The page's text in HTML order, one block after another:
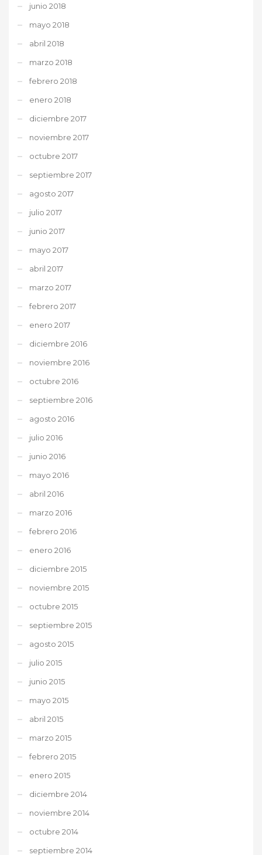
junio 2018
mayo 2018
abril 2018
marzo 2018
febrero 2018
enero 2018
diciembre 2017
noviembre 2017
octubre 2017
septiembre 2017
agosto 2017
julio 2017
junio 2017
mayo 2017
abril 2017
marzo 2017
febrero 2017
enero 2017
diciembre 2016
noviembre 2016
octubre 2016
septiembre 2016
agosto 2016
julio 2016
junio 2016
mayo 2016
abril 2016
marzo 2016
febrero 2016
enero 2016
diciembre 2015
noviembre 2015
octubre 2015
septiembre 2015
agosto 2015
julio 2015
junio 2015
mayo 2015
abril 2015
marzo 2015
febrero 2015
enero 2015
diciembre 2014
noviembre 2014
octubre 2014
septiembre 2014